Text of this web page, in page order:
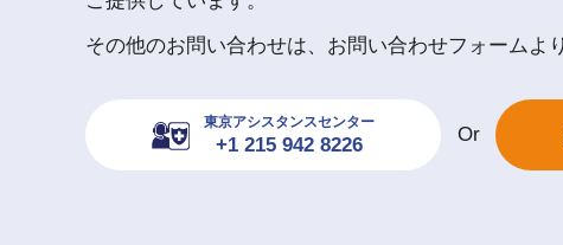
その他のお問い合わせは、お問い合わせフォームよ
東京アシスタンスセンター
+1 215 942 8226 Or